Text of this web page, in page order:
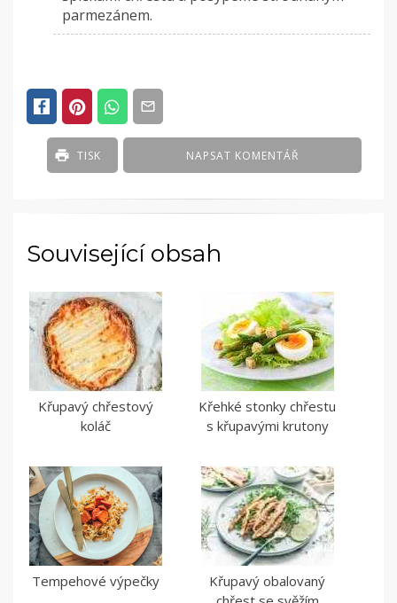
parmezánem.
NAPSAT KOMENTÁŘ
TISK
Související obsah
Křupavý chřestový
koláč
Křehké stonky chřestu
s křupavými krutony
Tempehové výpečky
Křupavý obalovaný